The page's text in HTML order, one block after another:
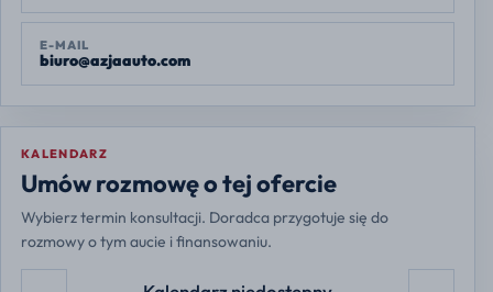
E-MAIL
biuro@azjaauto.com
KALENDARZ
Umów rozmowę o tej ofercie
Wybierz termin konsultacji. Doradca przygotuje się do
rozmowy o tym aucie i finansowaniu.
Europe/Warsaw